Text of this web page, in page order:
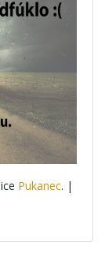
Pukanec. |